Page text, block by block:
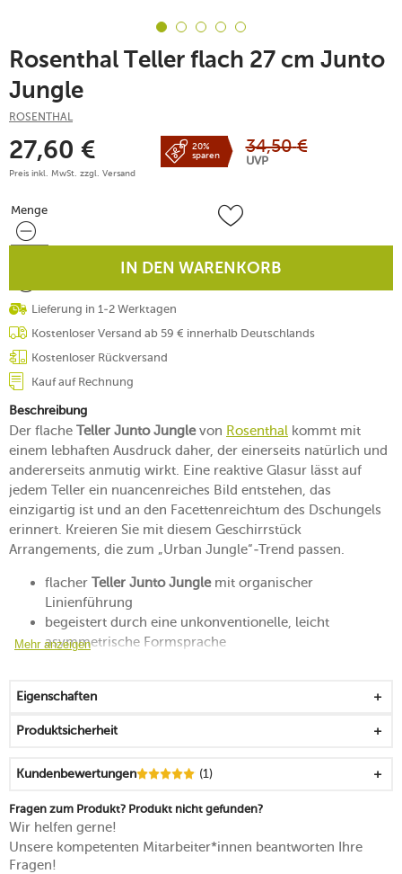
Rosenthal Teller flach 27 cm Junto
Jungle
ROSENTHAL
27,60 €
Preis inkl. MwSt. zzgl. Versand
20%
sparen
34,50 €
UVP
Menge
Menge
IN DEN WARENKORB
Lieferung in 1-2 Werktagen
Kostenloser Versand ab 59 € innerhalb Deutschlands
Kostenloser Rückversand
Kauf auf Rechnung
Beschreibung
Der flache Teller Junto Junglevon Rosenthal kommt mit
einem lebhaften Ausdruck daher, der einerseits natürlich und
andererseits anmutig wirkt. Eine reaktive Glasur lässt auf
jedem Teller ein nuancenreiches Bild entstehen, das
einzigartig ist und an den Facettenreichtum des Dschungels
erinnert. Kreieren Sie mit diesem Geschirrstück
Arrangements, die zum „Urban Jungle“-Trend passen.
flacher Teller Junto Junglemit organischer
Linienführung
begeistert durch eine unkonventionelle, leicht
asymmetrische Formsprache
wird durch die vielfältigen Grüntöne zu einem schönen
Hingucker
zum Schaffen grüner Oasen bestens geeignet
ausgezeichnet mit dem German Design Award 2018,
dem Hotel & Design Award 2018 und dem Dineus-Preis
2019
mikrowellengeeignet
Mehr anzeigen
Eigenschaften
Produktsicherheit
Kundenbewertungen (1)
Fragen zum Produkt? Produkt nicht gefunden?
Wir helfen gerne!
Unsere kompetenten Mitarbeiter*innen beantworten Ihre
Fragen!